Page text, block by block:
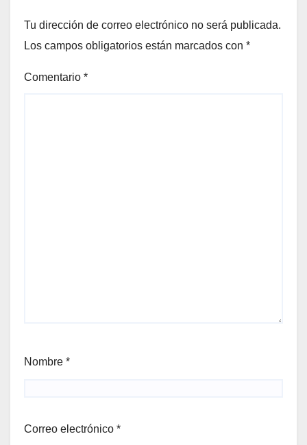
Tu dirección de correo electrónico no será publicada.
Los campos obligatorios están marcados con *
Comentario *
Nombre *
Correo electrónico *